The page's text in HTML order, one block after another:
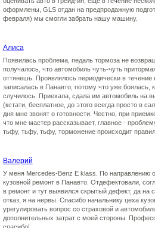
оформлены, GLS отдан на предпродажную
февраля) мы смогли забрать нашу машину.
Алиса
Появилась проблема, педаль тормоза не
получалось, что автомобиль чуть-чуть
оттянешь. Проявлялось периодически в
записалась в Панавто, потому что уже боялась,
случилось. Приехала, сдала им автомобиль на
(кстати, бесплатное, до этого всегда просто в
дня мне звонят о готовности. Честно, при
что мне мастер рассказывает, главное -
тьфу, тьфу, тьфу, торможение происходит
Валерий
У меня Mercedes-Benz E klass. По направлению
кузовной ремонт в Панавто. Отдефектовали,
в ремонт и тут выявился скрытый дефект, да на
отказ, я на нервы. Спасибо начальнику цеха
урегулировать вопрос со страховой и
дополнительных затрат с моей стороны.